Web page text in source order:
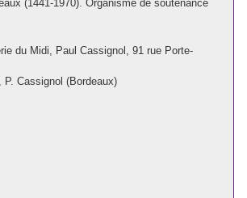
(1441-1970). Organisme de soutenance
du Midi, Paul Cassignol, 91 rue Porte-
P. Cassignol (Bordeaux)